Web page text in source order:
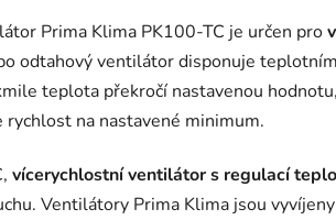
Prima Klima PK100-TC je určen pro
odtahový ventilátor disponuje teplotním
teplota překročí nastavenou
rychlost na nastavené minimum.
vícerychlostní ventilátor s regulací
Ventilátory Prima Klima jsou